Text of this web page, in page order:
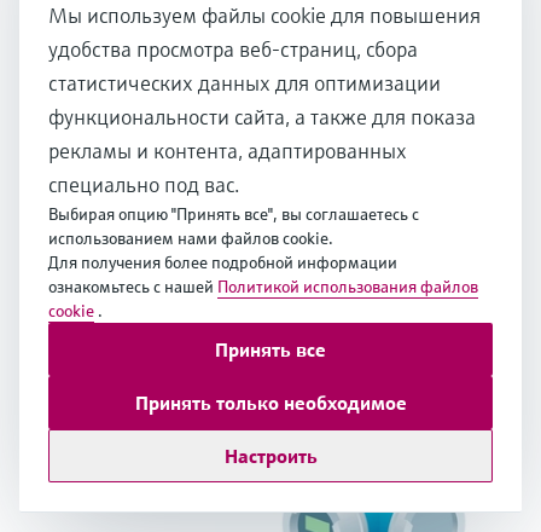
Electromagnetic flow measuring principle
Мы используем файлы cookie для повышения
удобства просмотра веб-страниц, сбора
статистических данных для оптимизации
функциональности сайта, а также для показа
рекламы и контента, адаптированных
специально под вас.
Выбирая опцию "Принять все", вы соглашаетесь с
использованием нами файлов cookie.
Для получения более подробной информации
ознакомьтесь с нашей Политикой использования файлов
cookie .
Настроить
Принять только необходимое
Принять все